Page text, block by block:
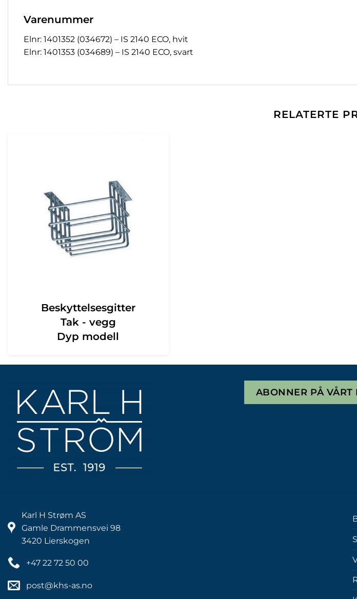
Varenummer
Elnr: 1401352 (034672) – IS 2140 ECO, hvit
Elnr: 1401353 (034689) – IS 2140 ECO, svart
RELATERTE
Beskyttelsesgitter
Tak - vegg
Dyp modell
ABONNER PÅ VÅRT
Karl H Strøm AS
Gamle Drammensvei 98
3420 Lierskogen
+47 22 72 50 00
post@khs-as.no